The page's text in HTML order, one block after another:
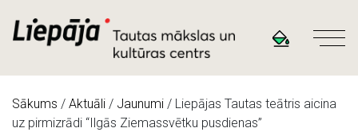
Sākums / Aktuāli / Jaunumi / Liepājas Tautas teātris aicina
uz pirmizrādi “Ilgās Ziemassvētku pusdienas”